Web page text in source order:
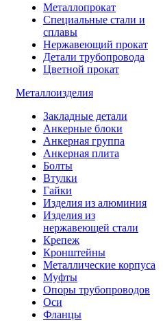
Металлопрокат
Специальные стали и
сплавы
Нержавеющий прокат
Детали трубопровода
Цветной прокат
Металлоизделия
Закладные детали
Анкерные блоки
Анкерная группа
Анкерная плита
Болты
Втулки
Гайки
Изделия из алюминия
Изделия из
нержавеющей стали
Крепеж
Кронштейны
Металлические корпуса
Муфты
Опоры трубопроводов
Оси
Фланцы